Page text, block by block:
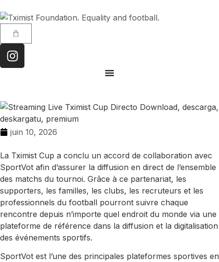
juin 10, 2026
La Tximist Cup a conclu un accord de collaboration avec
SportVot afin d’assurer la diffusion en direct de l’ensemble
des matchs du tournoi. Grâce à ce partenariat, les
supporters, les familles, les clubs, les recruteurs et les
professionnels du football pourront suivre chaque
rencontre depuis n’importe quel endroit du monde via une
plateforme de référence dans la diffusion et la digitalisation
des événements sportifs.
SportVot est l’une des principales plateformes sportives en